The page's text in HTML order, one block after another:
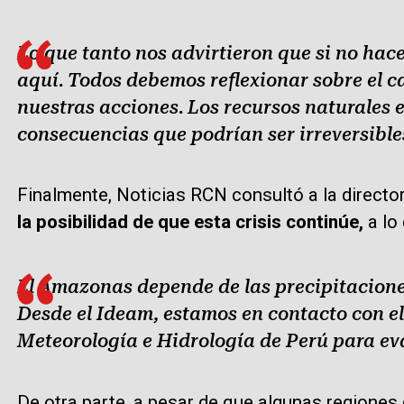
Lo que tanto nos advirtieron que si no
aquí. Todos debemos reflexionar sobre el
nuestras acciones. Los recursos naturales
consecuencias que podrían ser
Finalmente, Noticias RCN consultó a la
la posibilidad de que esta crisis continúe, a lo
El Amazonas depende de las
Desde el Ideam, estamos en contacto con
Meteorología e Hidrología de Perú para